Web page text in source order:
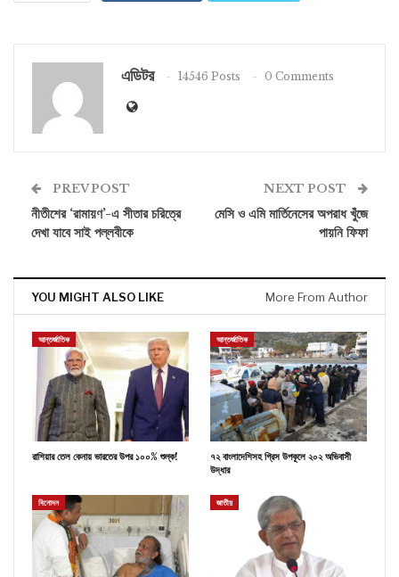
এডিটর 14546 Posts 0 Comments
PREV POST
নীতীশের ‘রামায়ণ’-এ সীতার চরিত্রে
দেখা যাবে সাই পল্লবীকে
NEXT POST
মেসি ও এমি মার্তিনেসের অপরাধ খুঁজে
পায়নি ফিফা
YOU MIGHT ALSO LIKE More From Author
আন্তর্জাতিক
রাশিয়ার তেল কেনায় ভারতের উপর ১০০% শুল্ক!
আন্তর্জাতিক
৭২ বাংলাদেশিসহ গ্রিস উপকূলে ২০২ অভিবাসী
উদ্ধার
বিনোদন জাতীয়